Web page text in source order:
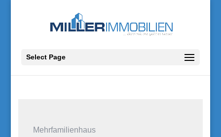
Select Page
Mehrfamilienhaus